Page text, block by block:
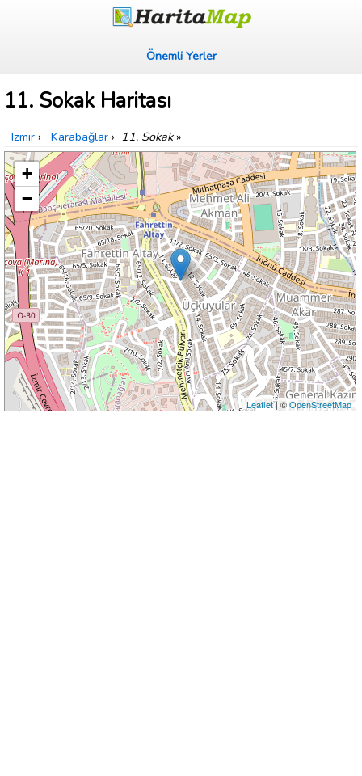
Önemli Yerler
11. Sokak Haritası
Izmir › Karabağlar › 11. Sokak»
+
−
Leaflet| ©OpenStreetMap